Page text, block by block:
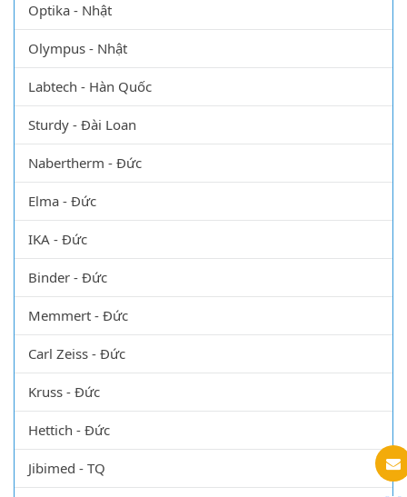
Optika - Nhật
Olympus - Nhật
Labtech - Hàn Quốc
Sturdy - Đài Loan
Nabertherm - Đức
Elma - Đức
IKA - Đức
Binder - Đức
Memmert - Đức
Carl Zeiss - Đức
Kruss - Đức
Hettich - Đức
Jibimed - TQ